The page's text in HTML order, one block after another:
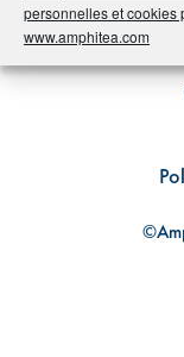
personnelles et cookies
www.amphitea.com